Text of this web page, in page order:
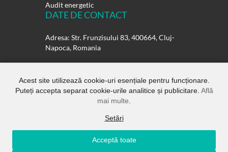
Audit energetic
DATE DE CONTACT
Adresa: Str. Frunzisului 83, 400664, Cluj-
Napoca, Romania
Telefon:
0264-432358
0264-432359
E-mail:office@rulmentisuedia.ro
Rulmenti Suedia SRL.
Acest site utilizează cookie-uri esențiale pentru funcționare.
Puteți accepta separat cookie-urile analitice și publicitare. Află
mai multe
Setări
Acceptă toate